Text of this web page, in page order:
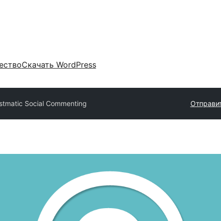
Скачать WordPress
Social Commenting